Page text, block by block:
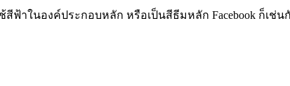
สีฟ้าในองค์ประกอบหลัก หรือเป็นสีธีมหลัก Facebook ก็เช่น